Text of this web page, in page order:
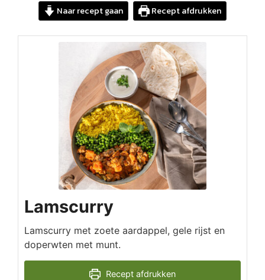
Naar recept gaan Recept afdrukken
Lamscurry
Lamscurry met zoete aardappel, gele rijst en
doperwten met munt.
Recept afdrukken